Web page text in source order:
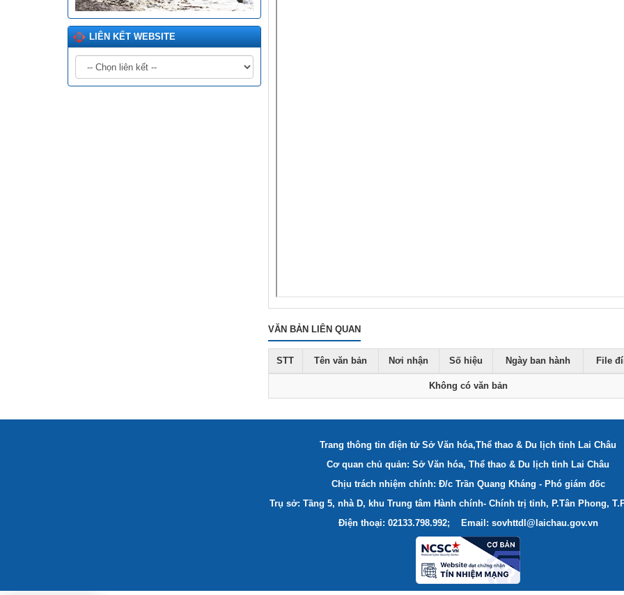
LIÊN KẾT WEBSITE
VĂN BẢN LIÊN QUAN
STT Tên văn bản Nơi nhận Số hiệu Ngày ban hành File
Không có văn bản
Trang thông tin điện tử Sở Văn hóa,Thể thao & Du lịch tỉnh Lai Châu
Cơ quan chủ quản: Sở Văn hóa, Thể thao & Du lịch tỉnh Lai Châu
Chịu trách nhiệm chính: Đ/c Trần Quang Kháng - Phó giám đốc
Trụ sở: Tầng 5, nhà D, khu Trung tâm Hành chính- Chính trị tỉnh, P.Tân Phong,
Điện thoại: 02133.798.992; Email: sovhttdl@laichau.gov.vn